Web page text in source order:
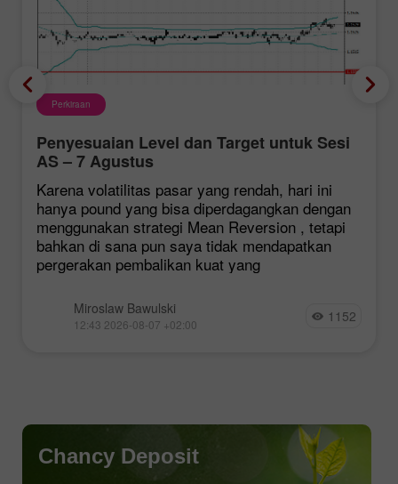
Perkiraan
Penyesuaian Level dan Target untuk Sesi
AS – 7 Agustus
Karena volatilitas pasar yang rendah, hari ini
hanya pound yang bisa diperdagangkan dengan
menggunakan strategi Mean Reversion , tetapi
bahkan di sana pun saya tidak mendapatkan
pergerakan pembalikan kuat yang
Miroslaw Bawulski
12:43 2026-08-07 +02:00 1152
Chancy Deposit